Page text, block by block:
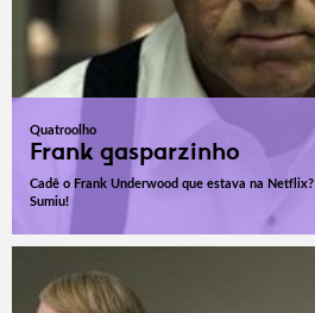
Quatroolho
Frank gasparzinho
Cadê o Frank Underwood que estava na Netflix?
Sumiu!